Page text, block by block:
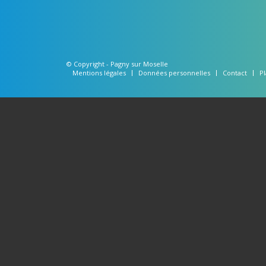
© Copyright - Pagny sur Moselle
Mentions légales
Données personnelles Contact